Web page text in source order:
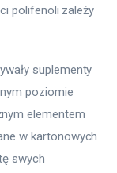
polifenoli zależy
suplementy
poziomie
elementem
w kartonowych
swych